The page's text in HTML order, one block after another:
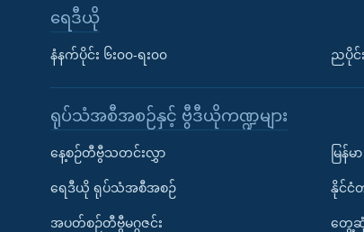
ရေဒီယို
နံနက်ပိုင်း ၆း၀၀-ရး၀၀ ညပိုင်
ရုပ်သံအစီအစဉ်နှင့် ဗွီဒီယိုကဏ္ဍများ
နေ့စဉ်တီဗွီသတင်းလွှာ
ရေဒီယို ရုပ်သံအစီအစဉ်
အပတ်စဉ်တီဗွီမဂ္ဂဇင်း
မြန်မာ
နိုင်ငံ
တွေ့ဆုံမ